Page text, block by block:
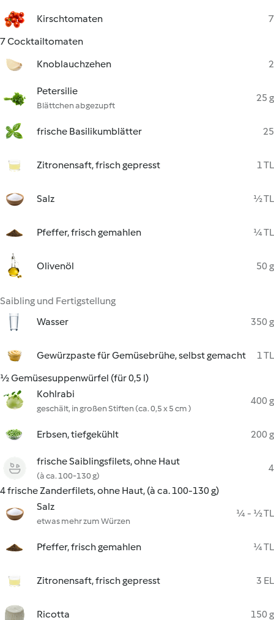
Kirschtomaten
7
7 Cocktailtomaten
Knoblauchzehen
2
Petersilie
Blättchen abgezupft
25 g
frische Basilikumblätter 25
Zitronensaft, frisch gepresst 1 TL
Salz ½ TL
Pfeffer, frisch gemahlen ¼ TL
Olivenöl 50 g
Saibling und Fertigstellung
Wasser
350 g
Gewürzpaste für Gemüsebrühe, selbst gemacht
1 TL
½ Gemüsesuppenwürfel (für 0,5 l)
Kohlrabi
geschält, in großen Stiften (ca. 0,5 x 5 cm )
400 g
Erbsen, tiefgekühlt 200 g
frische Saiblingsfilets, ohne Haut
(à ca. 100-130 g)
4
4 frische Zanderfilets, ohne Haut, (à ca. 100-130 g)
Salz
etwas mehr zum Würzen
¼ - ½ TL
Pfeffer, frisch gemahlen ¼ TL
Zitronensaft, frisch gepresst 3 EL
Ricotta 150 g